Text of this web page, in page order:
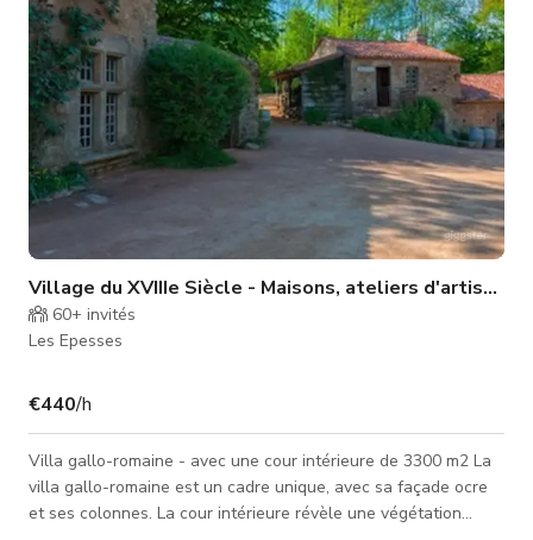
Village du XVIIIe Siècle - Maisons, ateliers d'artisans
60+ invités
Les Epesses
€440/h
Villa gallo-romaine - avec une cour intérieure de 3300 m2 La
villa gallo-romaine est un cadre unique, avec sa façade ocre
et ses colonnes. La cour intérieure révèle une végétation